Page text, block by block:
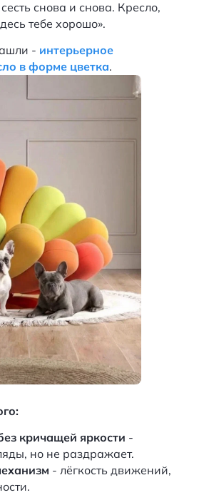
снова и снова. Кресло,
тебе хорошо».
- интерьерное
в форме цветка.
кричащей яркости -
но не раздражает.
- лёгкость движений,